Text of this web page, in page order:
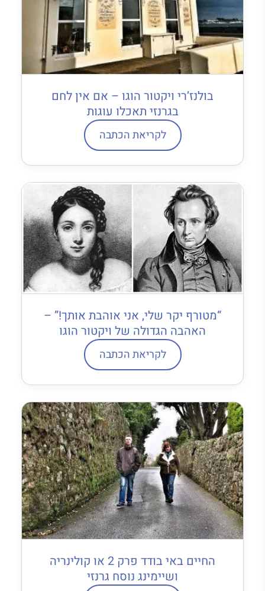
בולנז’רי ויקטור הוגו – אם אין לחם
בגרנזי תאכלו עוגות
לקריאת הכתבה
“מטורף יקר שלי, אני אוהבת אותך!” –
האהבה הגדולה של ויקטור הוגו
לקריאת הכתבה
החיים באי בודד פרק 2 או קולינריה
ושיימינג נוסח גרנזי